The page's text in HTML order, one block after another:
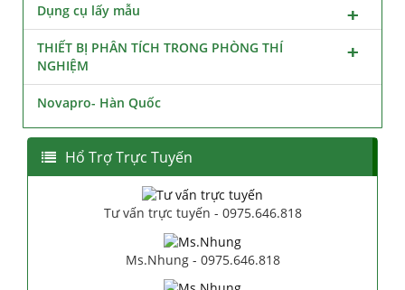
Dụng cụ lấy mẫu
THIẾT BỊ PHÂN TÍCH TRONG PHÒNG THÍ
NGHIỆM
Novapro- Hàn Quốc
Hổ Trợ Trực Tuyến
Tư vấn trực tuyến - 0975.646.818
Ms.Nhung - 0975.646.818